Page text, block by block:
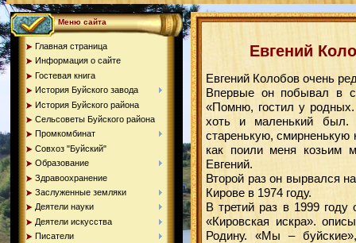
Меню сайта
Главная страница
Информация о сайте
Гостевая книга
История Буйского завода
История Буйского района
Сельсоветы Буйского района
Промкомбинат
Совхоз "Буйский"
Образование
Здравоохранение
Заслуженные земляки
Деятели науки
Деятели искусства
Писатели
Евгений
Евгений Колобов очень
Впервые он побывал в
«Помню, гостил у
хоть и маленький
старенькую,
как поили меня козьим
Евгений.
Второй раз он вырвался
Кирове в 1974 году.
В третий раз в 1999
«Кировская искра».
Родину. «Мы –